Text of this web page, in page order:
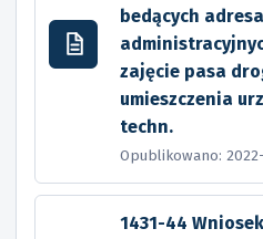
bedących
zajęcie pasa
umieszczenia
techn.
Opublikowano:
1431-44